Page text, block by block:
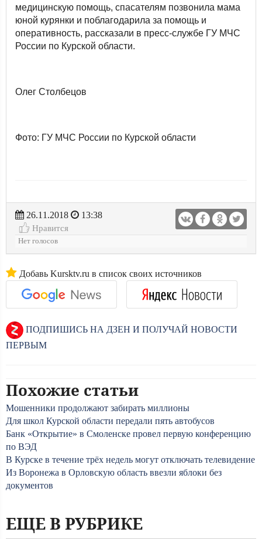
медицинскую помощь, спасателям позвонила мама
юной курянки и поблагодарила за помощь и
оперативность, рассказали в пресс-службе ГУ МЧС
России по Курской области.
Олег Столбецов
Фото: ГУ МЧС России по Курской области
26.11.2018
13:38
Нравится
Нет голосов
Добавь Kursktv.ru в список своих источников
ПОДПИШИСЬ НА ДЗЕН И ПОЛУЧАЙ НОВОСТИ
ПЕРВЫМ
Похожие статьи
Мошенники продолжают забирать миллионы
Для школ Курской области передали пять автобусов
Банк «Открытие» в Смоленске провел первую конференцию
по ВЭД
В Курске в течение трёх недель могут отключать телевидение
Из Воронежа в Орловскую область ввезли яблоки без
документов
ЕЩЕ В РУБРИКЕ